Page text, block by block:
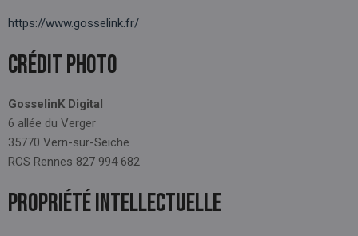
https://www.gosselink.fr/
Crédit photo
GosselinK Digital
6 allée du Verger
35770 Vern-sur-Seiche
RCS Rennes 827 994 682
Propriété intellectuelle